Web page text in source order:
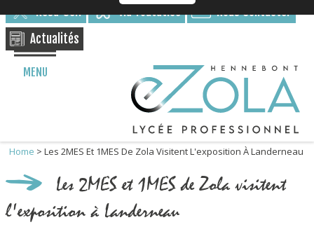
Résa-Self via Toutatice
Nous Contacter
Actualités
MENU
Home > Les 2MES Et 1MES De Zola Visitent L'exposition À Landerneau
Les 2MES et 1MES de Zola visitent
l'exposition à Landerneau